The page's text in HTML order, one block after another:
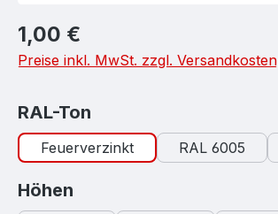
Regulärer Preis:
1,00 €
Preise inkl. MwSt. zzgl. Versandkosten
RAL-Ton
Feuerverzinkt RAL 6005
Höhen